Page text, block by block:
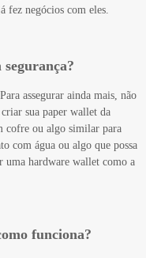
fez negócios com eles.
assegurar ainda mais, não
sua paper wallet da
cofre ou algo similar para
com água ou algo que possa
uma hardware wallet como a
funciona?